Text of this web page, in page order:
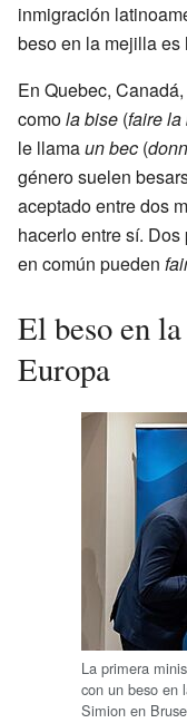
inmigración
beso en la mejilla es
En Quebec,
comola bise (faire la
le llamaun bec (
género suelen
aceptado entre dos
hacerlo entre sí.
en común pueden
El beso en
Europa
La primera
con un beso en
Simion en